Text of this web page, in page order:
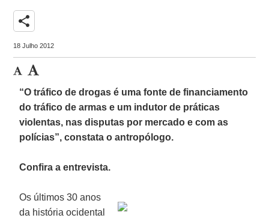
share
18 Julho 2012
“O tráfico de drogas é uma fonte de financiamento
do tráfico de armas e um indutor de práticas
violentas, nas disputas por mercado e com as
polícias”, constata o antropólogo.
Confira a entrevista.
Os últimos 30 anos
da história ocidental